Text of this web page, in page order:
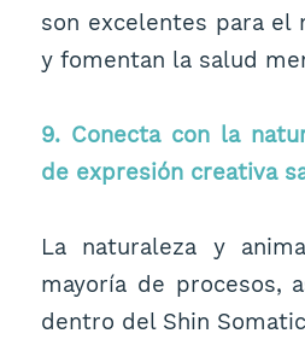
son excelentes para el
y fomentan la salud
9. Conecta con la
de expresión creativa
La naturaleza y
mayoría de procesos,
dentro del Shin